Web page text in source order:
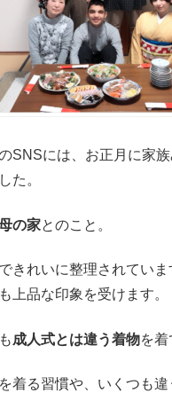
SNSには、お正月に家
た。
の家とのこと。
きれいに整理されていま
上品な印象を受けます。
成人式とは違う着物を着
着る習慣や、いくつも